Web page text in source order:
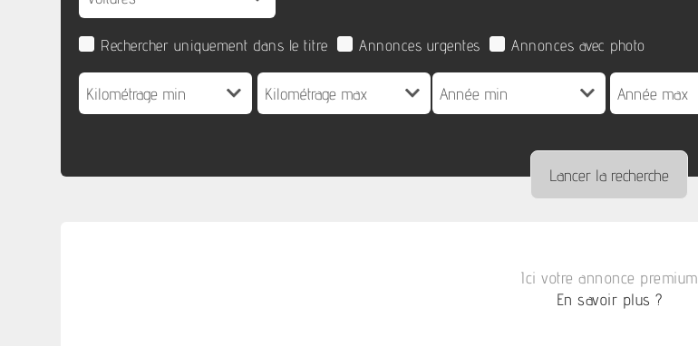
Rechercher uniquement dans le titre Annonces urgentes Annonces avec photo
Ici votre annonce premium
En savoir plus ?